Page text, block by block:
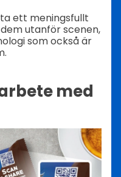
ett meningsfullt
utanför scenen,
som också är
med